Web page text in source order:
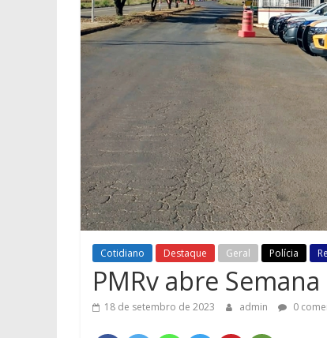
Cotidiano Destaque Geral Polícia
PMRv abre
18 de setembro de 2023 admin 0